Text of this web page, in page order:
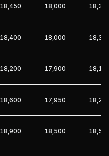
18,450 18,000
18,400 18,000
18,200 17,900
18,600 17,950
18,900 18,500